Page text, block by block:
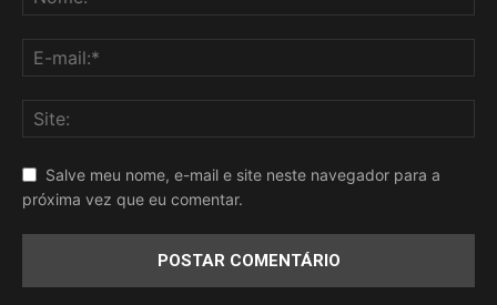
Salve meu nome, e-mail e site neste navegador para a
próxima vez que eu comentar.